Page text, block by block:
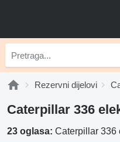
Rezervni dijelovi
Caterpillar 336
23 oglasa: Caterpillar 336